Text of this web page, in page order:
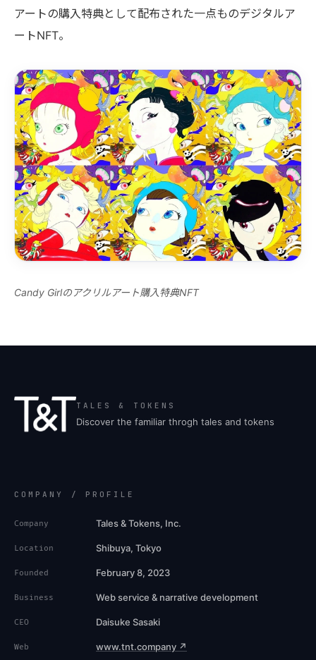
アートの購入特典として配布された一点ものデジタルア
ートNFT。
Candy Girlのアクリルアート購入特典NFT
TALES & TOKENS
Discover the familiar throgh tales and tokens
COMPANY / PROFILE
Company Tales & Tokens, Inc.
Location Shibuya, Tokyo
Founded February 8, 2023
Business Web service & narrative development
CEO Daisuke Sasaki
Web www.tnt.company ↗